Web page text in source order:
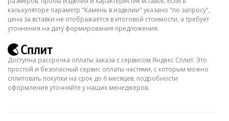
калькуляторе параметр "Камень в изделии" указано "по запросу",
цена за вставки не отображается в итоговой стоимости, а требует
уточнения на дату формирования предложения.
Доступна рассрочка оплаты заказа с сервисом Яндекс Сплит. Это
простой и безопасный сервис оплаты частями, с которым можно
сплитовать покупки на срок до 6 месяцев, подробности
оформления уточняйте у наших менеджеров.